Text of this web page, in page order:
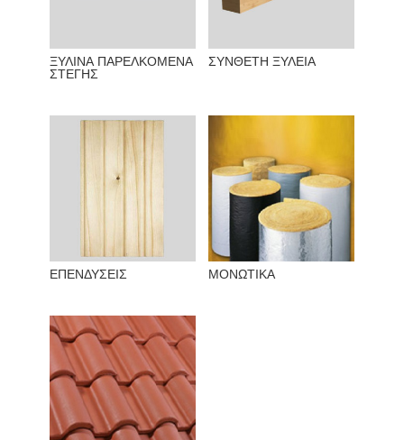
ΞΥΛΙΝΑ ΠΑΡΕΛΚΟΜΕΝΑ
ΣΤΕΓΗΣ
ΣΥΝΘΕΤΗ ΞΥΛΕΙΑ
ΕΠΕΝΔΥΣΕΙΣ ΜΟΝΩΤΙΚΑ